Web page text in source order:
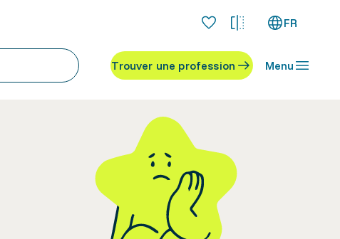
FR
Trouver une profession Menu